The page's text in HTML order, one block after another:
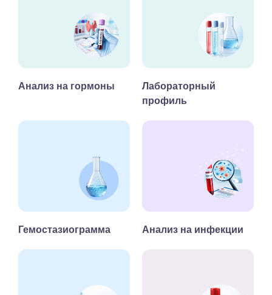
Анализ на гормоны
Лабораторный
профиль
Гемостазиограмма Анализ на инфекции